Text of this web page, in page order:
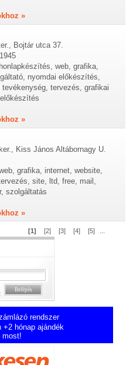
»
Bojtár utca 37.
web, grafika,
nyomdai előkészítés,
tevékenység, tervezés, grafikai
»
Kiss János Altábornagy U.
grafika, internet, website,
site, ltd, free, mail,
szolgáltatás
»
[1] [2] [3] [4] [5]
rendszer
hónap ajándék
most!